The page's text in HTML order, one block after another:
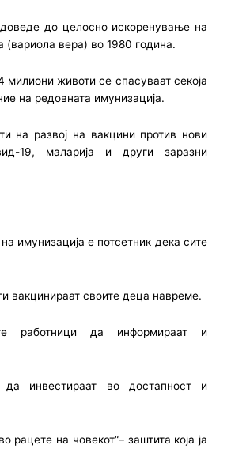
доведе до целосно искоренување на
(вариола вера) во 1980 година.
милиони животи се спасуваат секоја
на редовната имунизација.
на развој на вакцини против нови
19, маларија и други заразни
имунизација е потсетник дека сите
вакцинираат своите деца навреме.
работници да информираат и
да инвестираат во достапност и
рацете на човекот“– заштита која ја